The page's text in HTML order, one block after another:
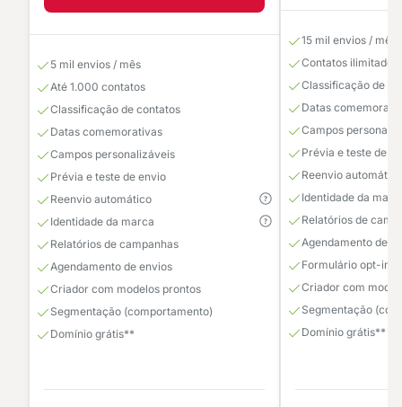
5 mil envios / mês
Até 1.000 contatos
Classificação de contatos
Datas comemorativas
Campos personalizáveis
Prévia e teste de envio
Reenvio automático
Identidade da marca
Relatórios de campanhas
Agendamento de envios
Criador com modelos prontos
Segmentação (comportamento)
Domínio grátis**
15 mil envios / mês
Contatos ilimitados
Classificação de
Datas
Campos
Prévia e teste de
Reenvio automático
Identidade da
Relatórios de
Agendamento de
Formulário opt-in
Criador com
Segmentação
Domínio grátis**